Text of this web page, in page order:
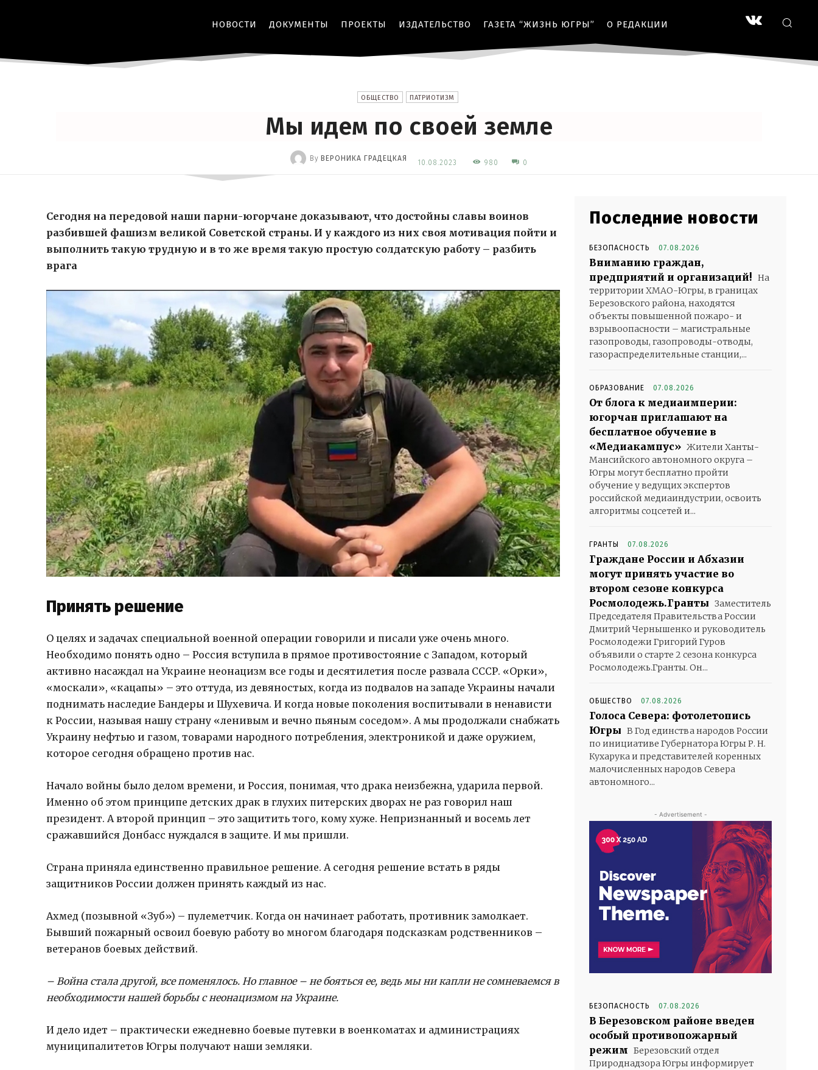
НОВОСТИ ДОКУМЕНТЫ ПРОЕКТЫ ИЗДАТЕЛЬСТВО ГАЗЕТА “ЖИЗНЬ ЮГРЫ” О РЕДАКЦИИ
ОБЩЕСТВО ПАТРИОТИЗМ
Мы идем по своей земле
By ВЕРОНИКА ГРАДЕЦКАЯ 10.08.2023 980 0
Сегодня на передовой наши парни-югорчане доказывают, что достойны славы воинов
разбившей фашизм великой Советской страны. И у каждого из них своя мотивация пойти и
выполнить такую трудную и в то же время такую простую солдатскую работу – разбить
врага
Принять решение
О целях и задачах специальной военной операции говорили и писали уже очень много.
Необходимо понять одно – Россия вступила в прямое противостояние с Западом, который
активно насаждал на Украине неонацизм все годы и десятилетия после развала СССР. «Орки»,
«москали», «кацапы» – это оттуда, из девяностых, когда из подвалов на западе Украины начали
поднимать наследие Бандеры и Шухевича. И когда новые поколения воспитывали в ненависти
к России, называя нашу страну «ленивым и вечно пьяным соседом». А мы продолжали снабжать
Украину нефтью и газом, товарами народного потребления, электроникой и даже оружием,
которое сегодня обращено против нас.
Начало войны было делом времени, и Россия, понимая, что драка неизбежна, ударила первой.
Именно об этом принципе детских драк в глухих питерских дворах не раз говорил наш
президент. А второй принцип – это защитить того, кому хуже. Непризнанный и восемь лет
сражавшийся Донбасс нуждался в защите. И мы пришли.
Страна приняла единственно правильное решение. А сегодня решение встать в ряды
защитников России должен принять каждый из нас.
Ахмед (позывной «Зуб») – пулеметчик. Когда он начинает работать, противник замолкает.
Бывший пожарный освоил боевую работу во многом благодаря подсказкам родственников –
ветеранов боевых действий.
– Война стала другой, все поменялось. Но главное – не бояться ее, ведь мы ни капли не сомневаемся в
необходимости нашей борьбы с неонацизмом на Украине.
И дело идет – практически ежедневно боевые путевки в военкоматах и администрациях
муниципалитетов Югры получают наши земляки.
Последние новости
БЕЗОПАСНОСТЬ 07.08.2026
Вниманию граждан,
предприятий и организаций! На
территории ХМАО-Югры, в границах
Березовского района, находятся
объекты повышенной пожаро- и
взрывоопасности – магистральные
газопроводы, газопроводы-отводы,
газораспределительные станции,...
ОБРАЗОВАНИЕ 07.08.2026
От блога к медиаимперии:
югорчан приглашают на
бесплатное обучение в
«Медиакампус» Жители Ханты-
Мансийского автономного округа –
Югры могут бесплатно пройти
обучение у ведущих экспертов
российской медиаиндустрии, освоить
алгоритмы соцсетей и...
ГРАНТЫ 07.08.2026
Граждане России и Абхазии
могут принять участие во
втором сезоне конкурса
Росмолодежь.Гранты Заместитель
Председателя Правительства России
Дмитрий Чернышенко и руководитель
Росмолодежи Григорий Гуров
объявили о старте 2 сезона конкурса
Росмолодежь.Гранты. Он...
ОБЩЕСТВО 07.08.2026
Голоса Севера: фотолетопись
Югры В Год единства народов России
по инициативе Губернатора Югры Р. Н.
Кухарука и представителей коренных
малочисленных народов Севера
автономного...
- Advertisement -
БЕЗОПАСНОСТЬ 07.08.2026
В Березовском районе введен
особый противопожарный
режим Березовский отдел
Природнадзора Югры информирует